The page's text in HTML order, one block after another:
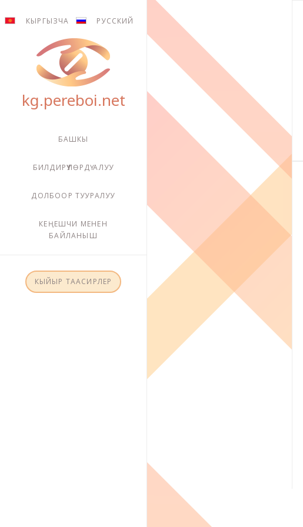
Pereboi
БАШКЫ
БИЛДИРҮҮЛӨРДҮ АЛУУ
ДОЛБООР ТУУРАЛУУ
КЕҢЕШЧИ МЕНЕН
БАЙЛАНЫШ
КЫЙЫР ТААСИРЛЕР
РУССКИЙ
КЫРГЫЗЧА